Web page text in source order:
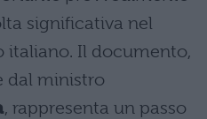
significativa nel
italiano. Il documento,
dal ministro
, rappresenta un passo